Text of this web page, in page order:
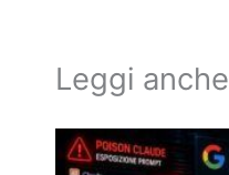
Leggi anche